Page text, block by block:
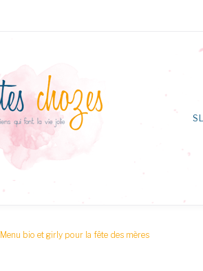
Menu bio et girly pour la fête des mères